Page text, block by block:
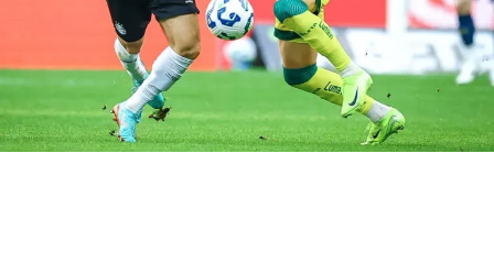
O artilheiro desfalcou o Grêmio na derrota para o
Bolívar, que resultou na eliminação da Copa Sul-
Americana. No entanto, o camisa 95 retorna justamente
quando o clube inicia mais uma disputa eliminatória.
Assim, Luís Castro ganha uma peça importante para
aumentar o poder ofensivo da equipe.